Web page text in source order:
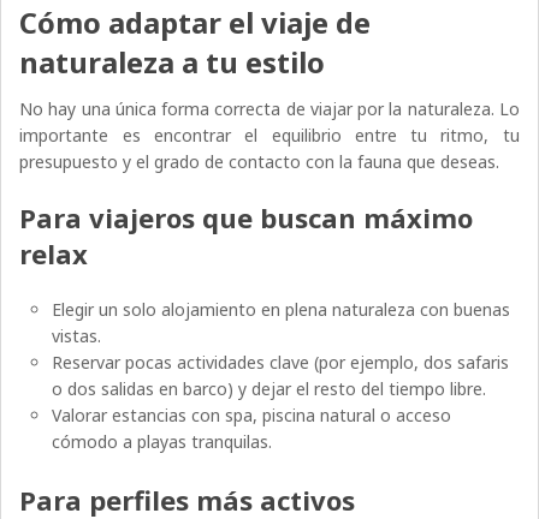
Cómo adaptar el viaje de
naturaleza a tu estilo
No hay una única forma correcta de viajar por la naturaleza. Lo
importante es encontrar el equilibrio entre tu ritmo, tu
presupuesto y el grado de contacto con la fauna que deseas.
Para viajeros que buscan máximo
relax
Elegir un solo alojamiento en plena naturaleza con buenas
vistas.
Reservar pocas actividades clave (por ejemplo, dos safaris
o dos salidas en barco) y dejar el resto del tiempo libre.
Valorar estancias con spa, piscina natural o acceso
cómodo a playas tranquilas.
Para perfiles más activos